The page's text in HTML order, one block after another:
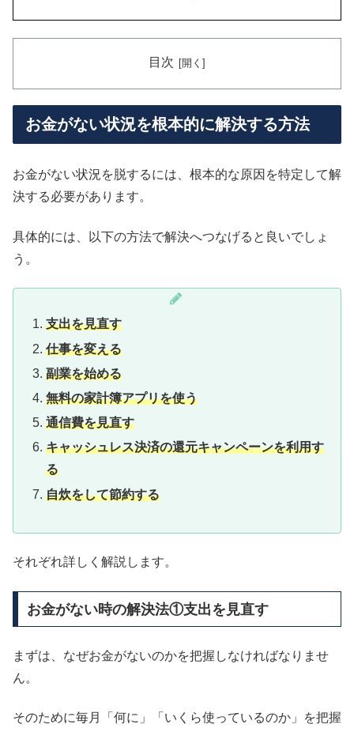
目次
お金がない状況を根本的に解決する方法
お金がない状況を脱するには、根本的な原因を特定して解
決する必要があります。
具体的には、以下の方法で解決へつなげると良いでしょ
う。
支出を見直す
仕事を変える
副業を始める
無料の家計簿アプリを使う
通信費を見直す
キャッシュレス決済の還元キャンペーンを利用す
る
自炊をして節約する
それぞれ詳しく解説します。
お金がない時の解決法①支出を見直す
まずは、なぜお金がないのかを把握しなければなりませ
ん。
そのために毎月「何に」「いくら使っているのか」を把握